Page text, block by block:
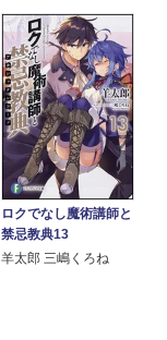
ロクでなし魔術講師と
禁忌教典13
羊太郎 三嶋くろね